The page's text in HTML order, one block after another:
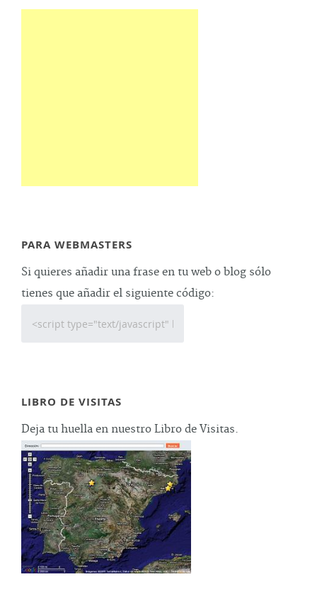
PARA WEBMASTERS
Si quieres añadir una frase en tu web o blog sólo
tienes que añadir el siguiente código:
LIBRO DE VISITAS
Deja tu huella en nuestro Libro de Visitas.